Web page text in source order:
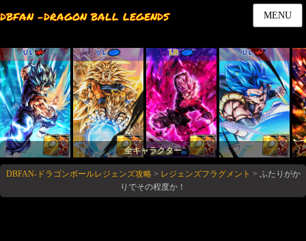
DBFAN -DRAGON BALL LEGENDS MENU
UL UL LR UL
全キャラクター
DBFAN-ドラゴンボールレジェンズ攻略> レジェンズフラグメント > ふたりがか
りでその程度か！